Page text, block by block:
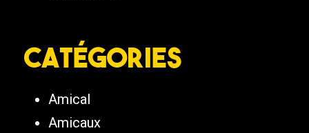
Catégories
Amical
Amicaux